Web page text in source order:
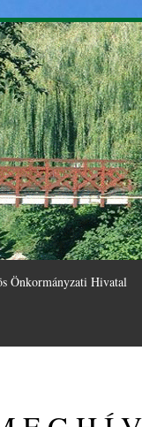
Önkormányzati Hivatal